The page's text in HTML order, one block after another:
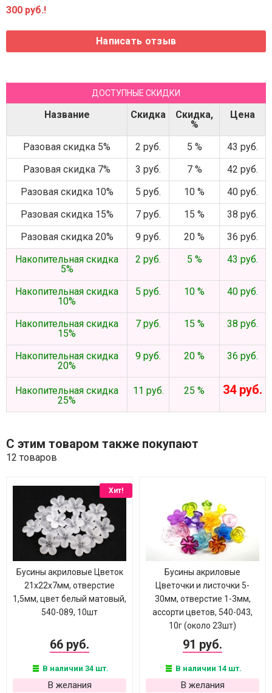
300 руб.!
ДОСТУПНЫЕ СКИДКИ
Название Скидка
Скидка,
%
Цена
Разовая скидка 5% 2 руб. 5 %
43 руб.
Разовая скидка 7%
3 руб. 7 %
42 руб.
Разовая скидка 10%
5 руб. 10 %
40 руб.
Разовая скидка 15%
7 руб. 15 %
38 руб.
Разовая скидка 20%
9 руб. 20 %
36 руб.
Накопительная скидка
5%
2 руб. 5 % 43 руб.
Накопительная скидка
10%
5 руб. 10 % 40 руб.
Накопительная скидка
15%
7 руб. 15 % 38 руб.
Накопительная скидка
20%
9 руб. 20 % 36 руб.
Накопительная скидка
25%
11 руб. 25 % 34 руб.
С этим товаром также покупают
12 товаров
Хит!
Бусины акриловые Цветок
21х22х7мм, отверстие
1,5мм, цвет белый матовый,
540-089, 10шт
66 руб.
В наличии 34 шт.
В желания
Бусины акриловые
Цветочки и листочки 5-
30мм, отверстие 1-3мм,
ассорти цветов, 540-043,
10г (около 23шт)
91 руб.
В наличии 14 шт.
В желания